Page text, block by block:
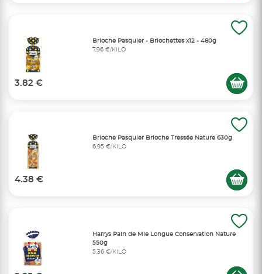
Brioche Pasquier - Briochettes x12 - 480g
7,96 €/KILO
3.82 €
Brioche Pasquier Brioche Tressée Nature 630g
6,95 €/KILO
4.38 €
Harrys Pain de Mie Longue Conservation Nature
550g
5,36 €/KILO